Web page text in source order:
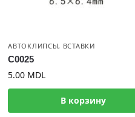
АВТОКЛИПСЫ, ВСТАВКИ
C0025
5.00 MDL
В корзину